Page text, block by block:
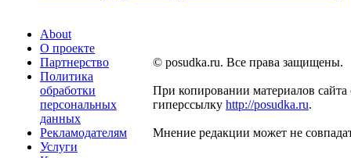
About
О проекте
Партнерство
Политика
обработки
персональных
данных
Рекламодателям
Услуги
© posudka.ru. Все права защищены.
При копировании материалов сайта
гиперссылку http://posudka.ru.
Мнение редакции может не